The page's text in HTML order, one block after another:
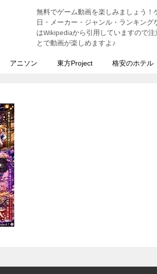
無料でゲーム動画を楽しみましょう
日・メーカー・ジャンル・ランキン
はWikipediaから引用していますので
とで動画が楽しめますよ♪
アニソン 東方Project 格安のホテル